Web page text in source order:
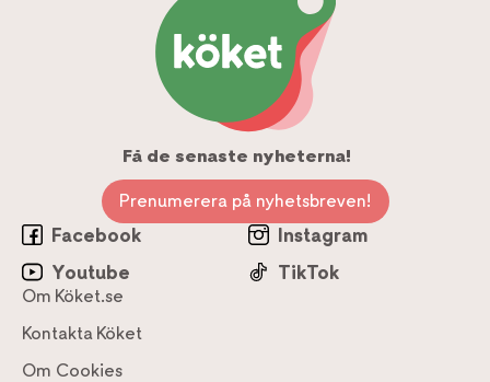
Få de senaste nyheterna!
Prenumerera på nyhetsbreven!
Facebook
Instagram
Youtube
TikTok
Om Köket.se
Kontakta Köket
Om Cookies